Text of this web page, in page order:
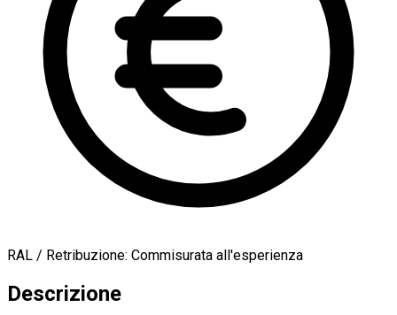
RAL / Retribuzione: Commisurata all'esperienza
Descrizione